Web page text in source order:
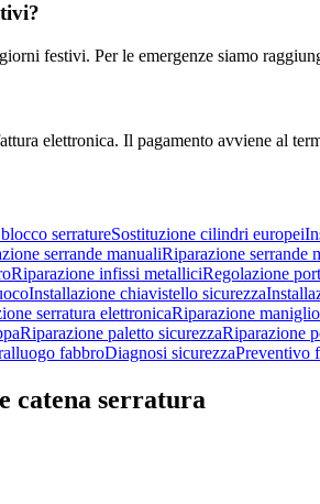
festivi. Per le emergenze siamo
elettronica. Il pagamento avviene al
serratureSostituzione cilindri europei
serrande manualiRiparazione serrande
Riparazione infissi metalliciRegolazione
Installazione chiavistello sicurezza
serratura elettronicaRiparazione
Riparazione paletto sicurezzaRiparazione
fabbroDiagnosi sicurezzaPreventivo
catena serratura